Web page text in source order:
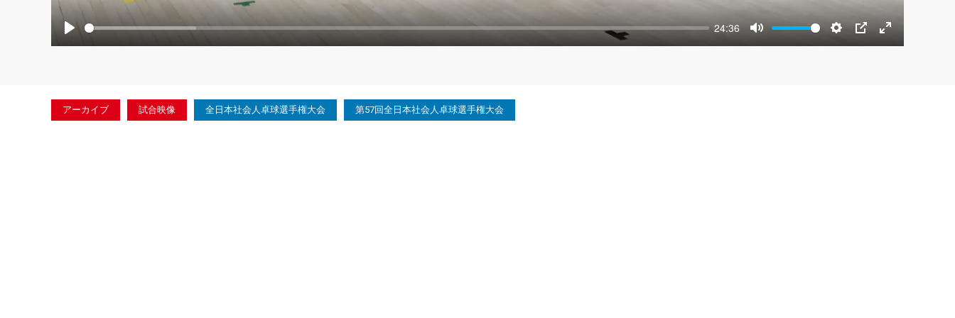
Play
24:36
Mute Settings
PIP Enter
アーカイブ 試合映像 全日本社会人卓球選手権大会 第57回全日本社会人卓球選手権大会